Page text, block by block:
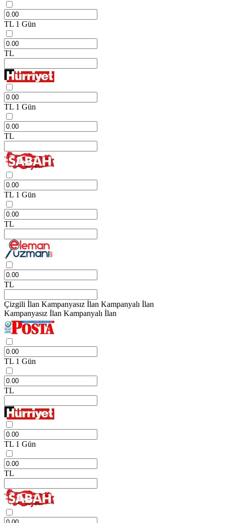
TL 1 Gün
TL
TL 1 Gün
TL
TL 1 Gün
TL
TL
Çizgili İlan Kampanyasız İlan Kampanyalı İlan
Kampanyasız İlan Kampanyalı İlan
TL 1 Gün
TL
TL 1 Gün
TL